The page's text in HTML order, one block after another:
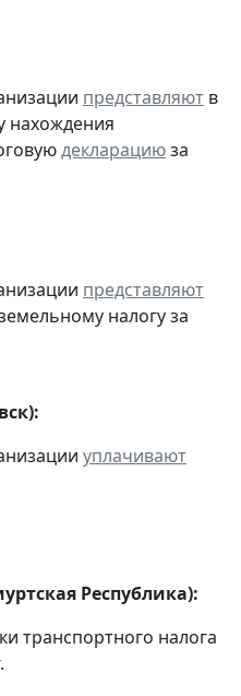
представляют в
нахождения
декларациюза
представляют
налогу за
уплачивают
Республика):
транспортного налога